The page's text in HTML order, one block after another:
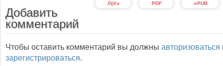
.ePUB
.PDF
.DjVu
Добавить
комментарий
Чтобы оставить комментарий вы должны авторизоваться
зарегистрироваться.